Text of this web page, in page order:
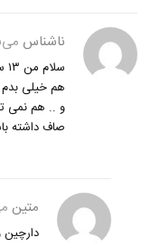
ناشناس
هم خیلی
و .. هم نمی
صاف داشته
متین